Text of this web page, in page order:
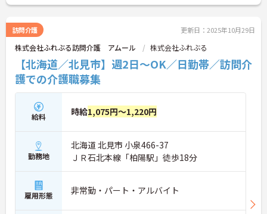
訪問介護 更新日：2025年10月29日
株式会社ふれぶる訪問介護 アムール 株式会社ふれぶる
【北海道／北見市】週2日～OK／日勤帯／訪問介
護での介護職募集
給料 時給1,075円～1,220円
勤務地
北海道 北見市 小泉466-37
ＪＲ石北本線「柏陽駅」徒歩18分
雇用形態 非常勤・パート・アルバイト